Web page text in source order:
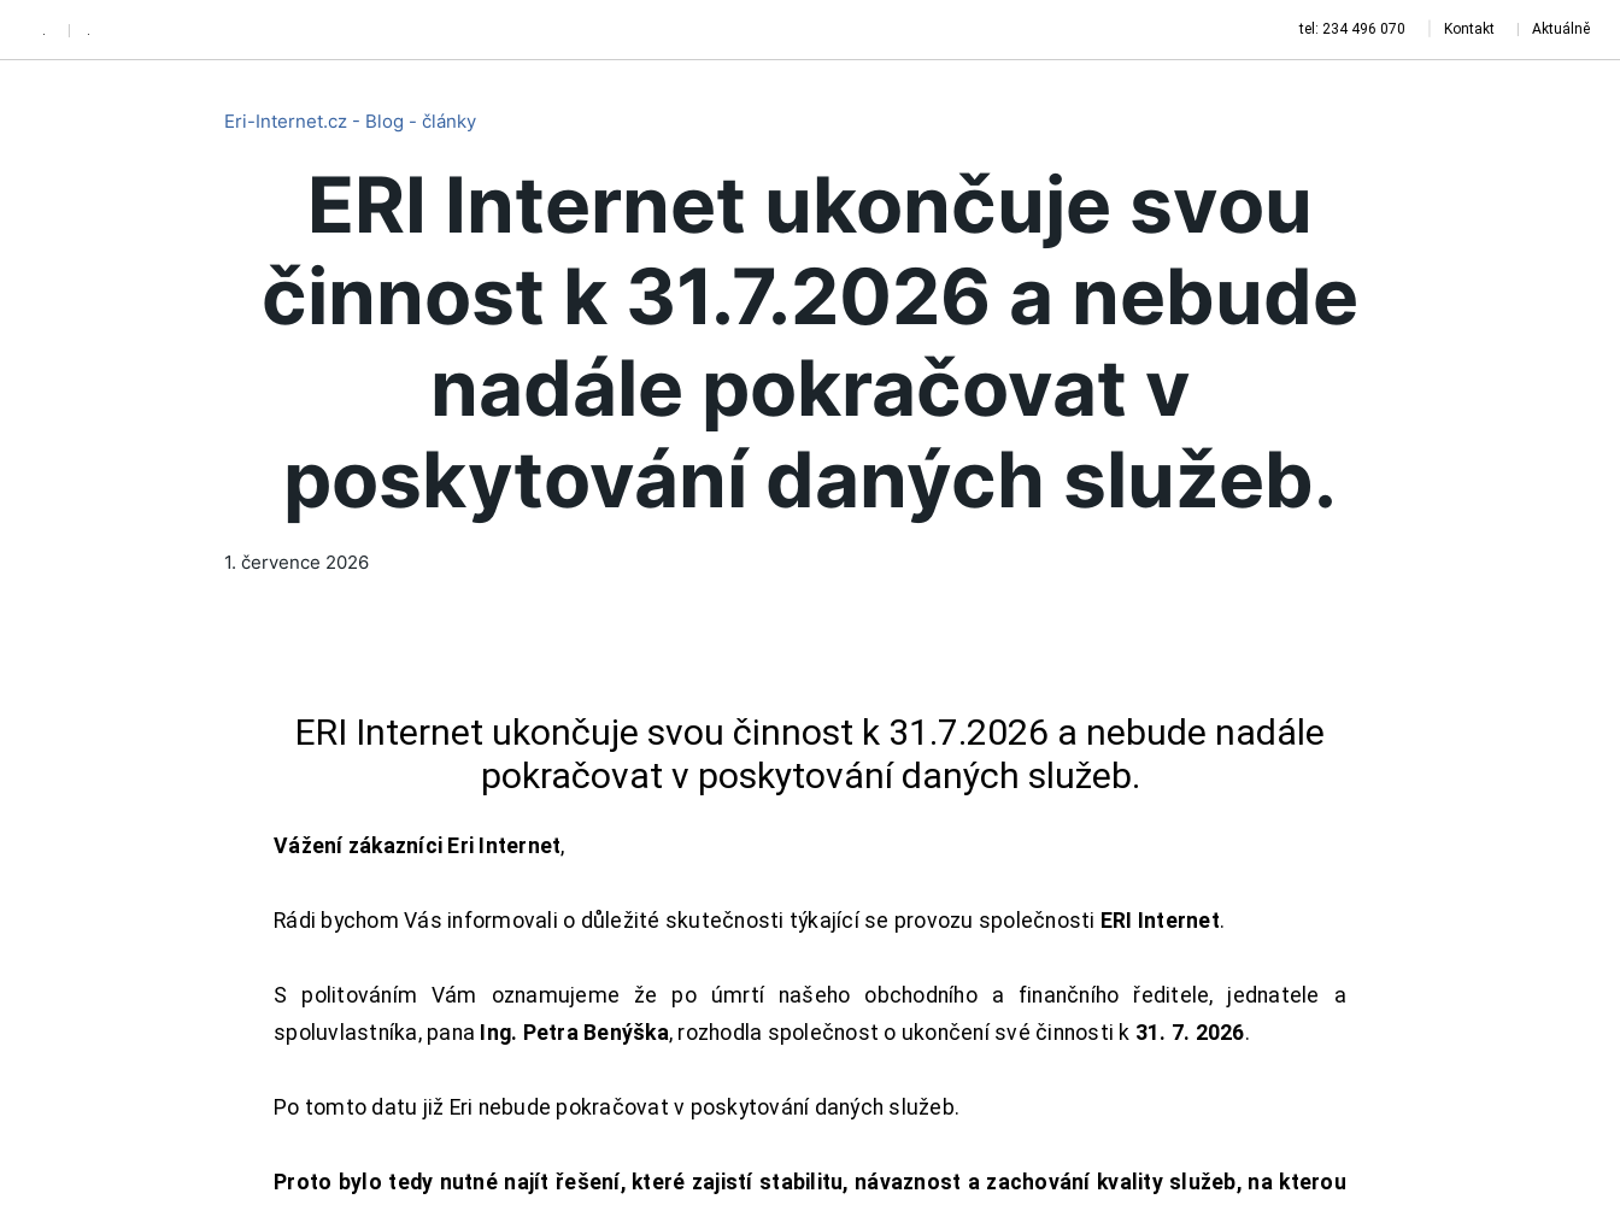
. . tel: 234 496 070 Kontakt Aktuálně
Eri-Internet.cz - Blog - články
ERI Internet ukončuje svou
činnost k 31.7.2026 a nebude
nadále pokračovat v
poskytování daných služeb.
1. července 2026
ERI Internet ukončuje svou činnost k 31.7.2026 a nebude nadále
pokračovat v poskytování daných služeb.
Vážení zákazníci Eri Internet,
Rádi bychom Vás informovali o důležité skutečnosti týkající se provozu společnosti ERI Internet.
S politováním Vám oznamujeme že po úmrtí našeho obchodního a finančního ředitele, jednatele a
spoluvlastníka, pana Ing. Petra Benýška, rozhodla společnost o ukončení své činnosti k 31. 7. 2026.
Po tomto datu již Eri nebude pokračovat v poskytování daných služeb.
Proto bylo tedy nutné najít řešení, které zajistí stabilitu, návaznost a zachování kvality služeb, na kterou